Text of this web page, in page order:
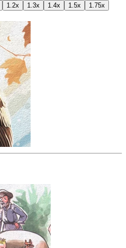
1.2x 1.3x 1.4x 1.5x
1.75x